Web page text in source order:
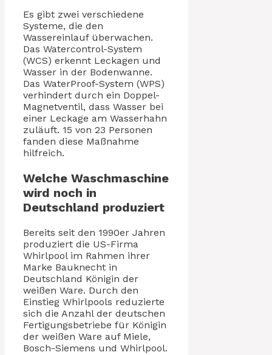
Es gibt zwei verschiedene
Systeme, die den
Wassereinlauf überwachen.
Das Watercontrol-System
(WCS) erkennt Leckagen und
Wasser in der Bodenwanne.
Das WaterProof-System (WPS)
verhindert durch ein Doppel-
Magnetventil, dass Wasser bei
einer Leckage am Wasserhahn
zuläuft. 15 von 23 Personen
fanden diese Maßnahme
hilfreich.
Welche Waschmaschine
wird noch in
Deutschland produziert
Bereits seit den 1990er Jahren
produziert die US-Firma
Whirlpool im Rahmen ihrer
Marke Bauknecht in
Deutschland Königin der
weißen Ware. Durch den
Einstieg Whirlpools reduzierte
sich die Anzahl der deutschen
Fertigungsbetriebe für Königin
der weißen Ware auf Miele,
Bosch-Siemens und Whirlpool.